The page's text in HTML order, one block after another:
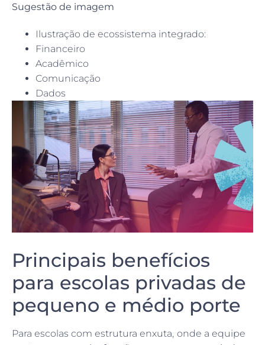
Sugestão de imagem
Ilustração de ecossistema integrado:
Financeiro
Acadêmico
Comunicação
Dados
Principais benefícios
para escolas privadas de
pequeno e médio porte
Para escolas com estrutura enxuta, onde a equipe